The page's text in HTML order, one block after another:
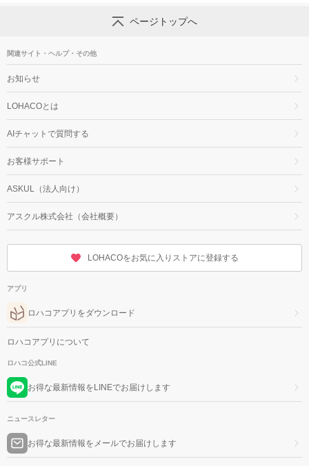
ページトップへ
関連サイト・ヘルプ・その他
お知らせ
LOHACOとは
AIチャットで質問する
お客様サポート
ASKUL（法人向け）
アスクル株式会社（会社概要）
LOHACOをお気に入りストアに登録する
アプリ
ロハコアプリをダウンロード
ロハコアプリについて
ロハコ公式LINE
お得な最新情報をLINEでお届けします
ニュースレター
お得な最新情報をメールでお届けします